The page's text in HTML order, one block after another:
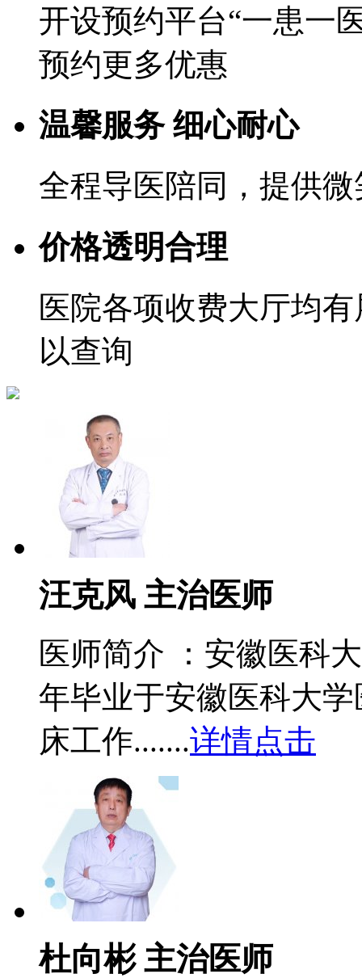
开设预约平台“一患一
预约更多优惠
温馨服务 细心耐心
全程导医陪同，提供
价格透明合理
医院各项收费大厅均
以查询
汪克风 主治医师
医师简介 ：安徽医科
年毕业于安徽医科大
床工作.......详情点击
杜向彬 主治医师